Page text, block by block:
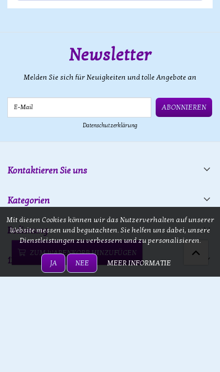
ZUM WARENKORB HINZUFÜGEN
Newsletter
Melden Sie sich für Neuigkeiten und tolle Angebote an
ABONNIEREN
Datenschutzerklärung
Kontaktieren Sie uns
Kategorien
Bedienung
13 doors
Mit diesen Cookies können wir das Nutzerverhalten auf unserer
Website messen und begutachten. Sie helfen uns dabei, unsere
Dienstleistungen zu verbessern und zu personalisieren.
JA NEE MEER INFORMATIE